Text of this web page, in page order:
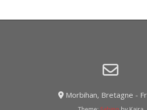
Morbihan, Bretagne -